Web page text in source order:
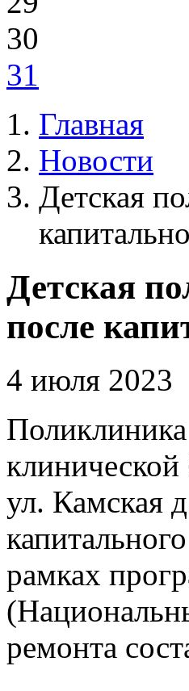
30
31
Главная
Новости
Детская
Детская
после
4 июля 2023
ул. Камская
рамках
ремонта